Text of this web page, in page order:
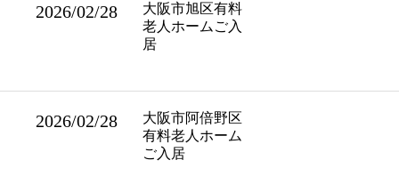
2026/02/28
大阪市旭区有料
老人ホームご入
居
2026/02/28
大阪市阿倍野区
有料老人ホーム
ご入居